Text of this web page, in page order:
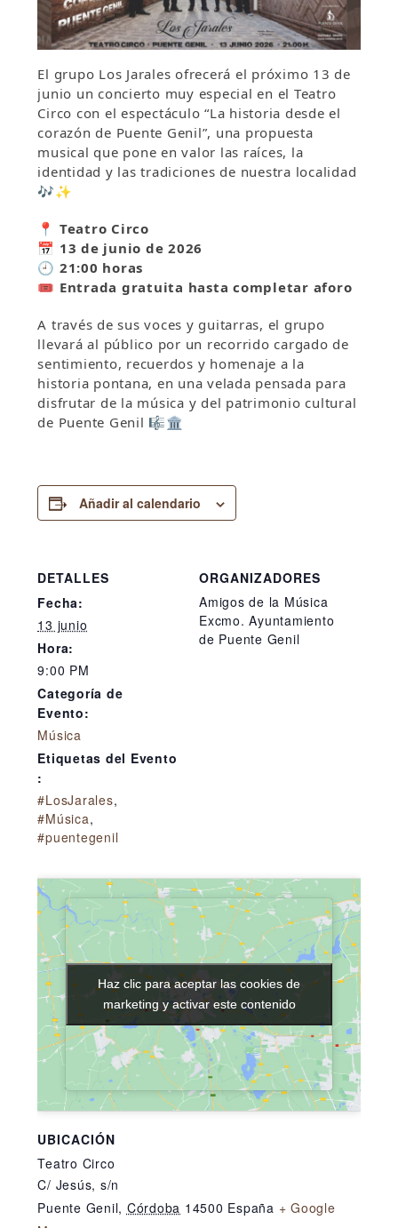
El grupo Los Jarales ofrecerá el próximo 13 de
junio un concierto muy especial en el Teatro
Circo con el espectáculo “La historia desde el
corazón de Puente Genil”, una propuesta
musical que pone en valor las raíces, la
identidad y las tradiciones de nuestra localidad
🎶✨
📍 Teatro Circo
📅 13 de junio de 2026
🕘 21:00 horas
🎟️ Entrada gratuita hasta completar aforo
A través de sus voces y guitarras, el grupo
llevará al público por un recorrido cargado de
sentimiento, recuerdos y homenaje a la
historia pontana, en una velada pensada para
disfrutar de la música y del patrimonio cultural
de Puente Genil 🎼🏛️
Añadir al calendario
DETALLES
Fecha:
13 junio
Hora:
9:00 PM
Categoría de
Evento:
Música
Etiquetas del Evento
:
#LosJarales,
#Música,
#puentegenil
ORGANIZADORES
Amigos de la Música
Excmo. Ayuntamiento
de Puente Genil
UBICACIÓN
Teatro Circo
C/ Jesús, s/n
Puente Genil, Córdoba 14500 España + Google
Haz clic para aceptar las cookies de
marketing y activar este contenido
Haz clic para aceptar las cookies de
marketing y activar este contenido